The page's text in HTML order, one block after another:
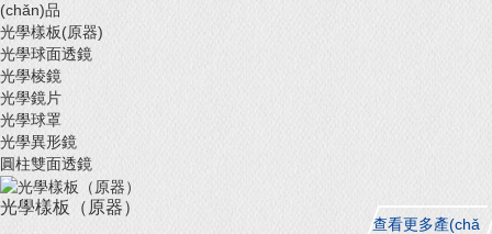
(chǎn)品
光學樣板(原器)
光學球面透鏡
光學棱鏡
光學鏡片
光學球罩
光學異形鏡
圓柱雙面透鏡
查看更多產(chǎ
光學樣板（原器）